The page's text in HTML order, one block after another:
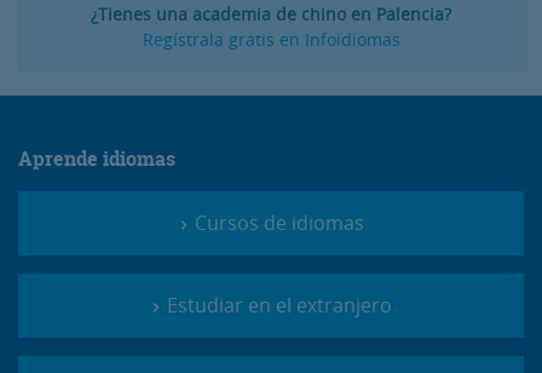
¿Tienes una academia de chino en Palencia?
Regístrala gratis en Infoidiomas
Aprende idiomas
Cursos de idiomas
Estudiar en el extranjero